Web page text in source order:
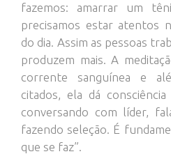
fazemos: amarrar um
precisamos estar atentos
do dia. Assim as pessoas
produzem mais. A
corrente sanguínea e
citados, ela dá
conversando com líder,
fazendo seleção. É
que se faz”.